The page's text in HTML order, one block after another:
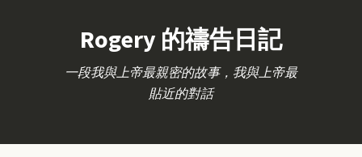
Rogery 的禱告日記
一段我與上帝最親密的故事，我與上帝最
貼近的對話